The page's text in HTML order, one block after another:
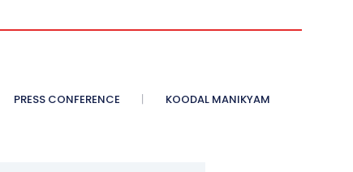
PRESS CONFERENCE KOODAL MANIKYAM